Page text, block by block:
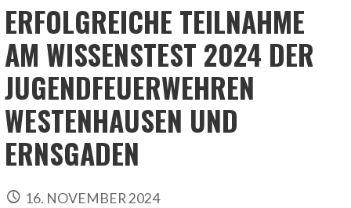
ERFOLGREICHE TEILNAHME
AM WISSENSTEST 2024 DER
JUGENDFEUERWEHREN
WESTENHAUSEN UND
ERNSGADEN
16. NOVEMBER 2024